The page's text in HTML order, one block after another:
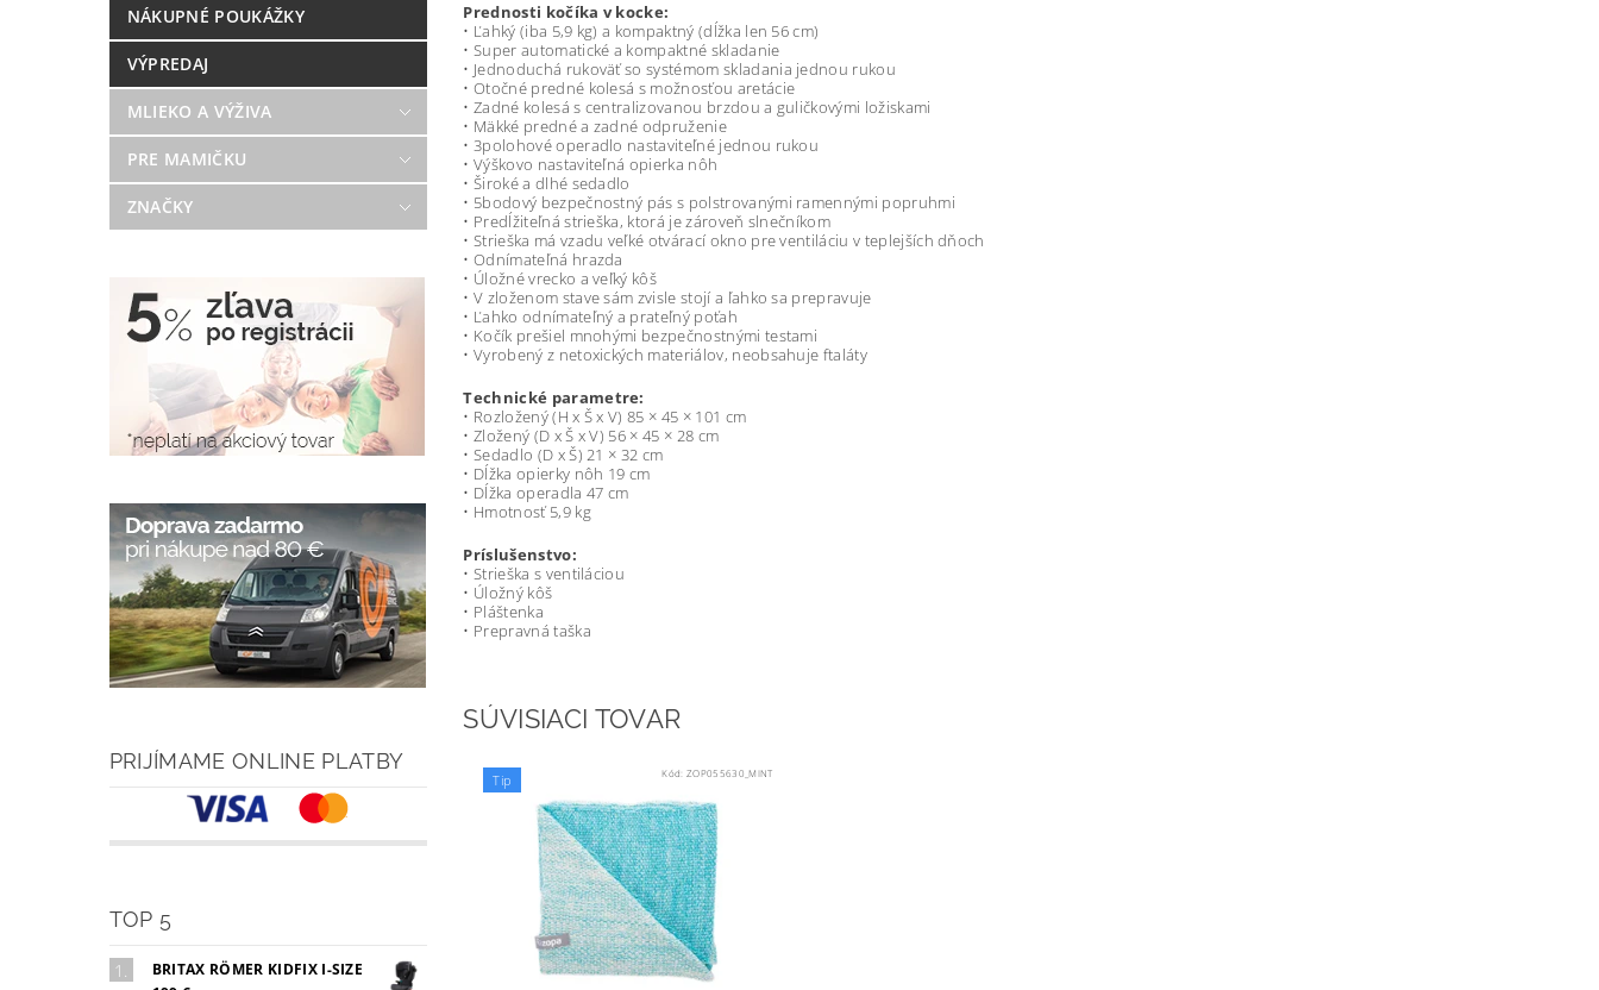
NÁKUPNÉ POUKÁŽKY
VÝPREDAJ
MLIEKO A VÝŽIVA
PRE MAMIČKU
ZNAČKY
PRIJÍMAME ONLINE PLATBY
TOP 5
BRITAX RÖMER KIDFIX I-SIZE
Prednosti kočíka v kocke:
• Ľahký (iba 5,9 kg) a kompaktný (dĺžka len 56 cm)
• Super automatické a kompaktné skladanie
• Jednoduchá rukoväť so systémom skladania jednou rukou
• Otočné predné kolesá s možnosťou aretácie
• Zadné kolesá s centralizovanou brzdou a guličkovými ložiskami
• Mäkké predné a zadné odpruženie
• 3polohové operadlo nastaviteľné jednou rukou
• Výškovo nastaviteľná opierka nôh
• Široké a dlhé sedadlo
• 5bodový bezpečnostný pás s polstrovanými ramennými popruhmi
• Predĺžiteľná strieška, ktorá je zároveň slnečníkom
• Strieška má vzadu veľké otvárací okno pre ventiláciu v teplejších dňoch
• Odnímateľná hrazda
• Úložné vrecko a veľký kôš
• V zloženom stave sám zvisle stojí a ľahko sa prepravuje
• Ľahko odnímateľný a prateľný poťah
• Kočík prešiel mnohými bezpečnostnými testami
• Vyrobený z netoxických materiálov, neobsahuje ftaláty
Technické parametre:
• Rozložený (H x Š x V) 85 × 45 × 101 cm
• Zložený (D x Š x V) 56 × 45 × 28 cm
• Sedadlo (D x Š) 21 × 32 cm
• Dĺžka opierky nôh 19 cm
• Dĺžka operadla 47 cm
• Hmotnosť 5,9 kg
Príslušenstvo:
• Strieška s ventiláciou
• Úložný kôš
• Pláštenka
• Prepravná taška
SÚVISIACI TOVAR
Tip Kód: ZOP055630_MINT